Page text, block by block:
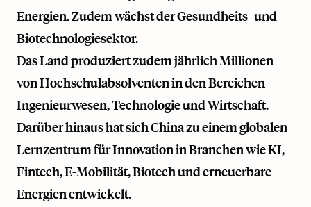
Energien. Zudem wächst der Gesundheits- und
Biotechnologiesektor.
Das Land produziert zudem jährlich Millionen
von Hochschulabsolventen in den Bereichen
Ingenieurwesen, Technologie und Wirtschaft.
Darüber hinaus hat sich China zu einem globalen
Lernzentrum für Innovation in Branchen wie KI,
Fintech, E-Mobilität, Biotech und erneuerbare
Energien entwickelt.